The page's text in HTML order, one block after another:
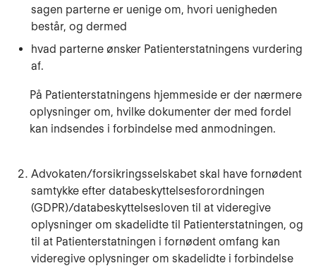
sagen parterne er uenige om, hvori uenigheden
består, og dermed
hvad parterne ønsker Patienterstatningens vurdering
af.
På Patienterstatningens hjemmeside er der nærmere
oplysninger om, hvilke dokumenter der med fordel
kan indsendes i forbindelse med anmodningen.
Advokaten/forsikringsselskabet skal have fornødent
samtykke efter databeskyttelsesforordningen
(GDPR)/databeskyttelsesloven til at videregive
oplysninger om skadelidte til Patienterstatningen, og
til at Patienterstatningen i fornødent omfang kan
videregive oplysninger om skadelidte i forbindelse